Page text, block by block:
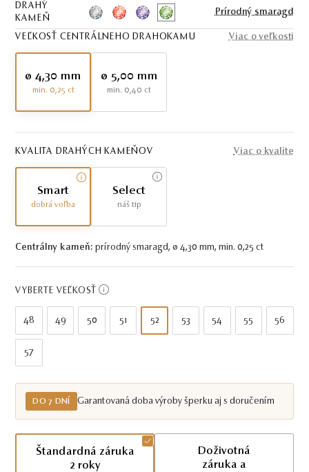
DRAHÝ
KAMEŇ
Prírodný smaragd
VEĽKOSŤ CENTRÁLNEHO DRAHOKAMU Viac o veľkosti
ø 4,30 mm
min. 0,25 ct
ø 5,00 mm
min. 0,40 ct
KVALITA DRAHÝCH KAMEŇOV Viac o kvalite
Smart
dobrá voľba
Select
náš tip
Centrálny kameň: prírodný smaragd, ø 4,30 mm, min. 0,25 ct
VYBERTE VEĽKOSŤ
48 49 50 51 52 53 54 55 56
57
DO 7 DNÍ Garantovaná doba výroby šperku aj s doručením
Štandardná záruka
2 roky
Doživotná
záruka a